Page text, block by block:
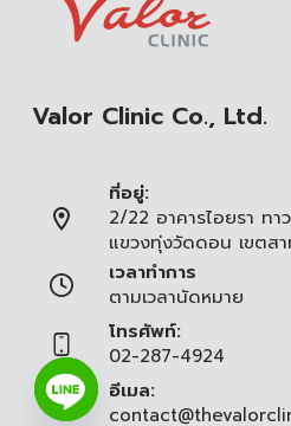
Valor Clinic Co., Ltd.
ที่อยู่:
2/22 อาคารไอยรา ท
แขวงทุ่งวัดดอน เขตส
เวลาทำการ
ตามเวลานัดหมาย
โทรศัพท์:
02-287-4924
อีเมล: